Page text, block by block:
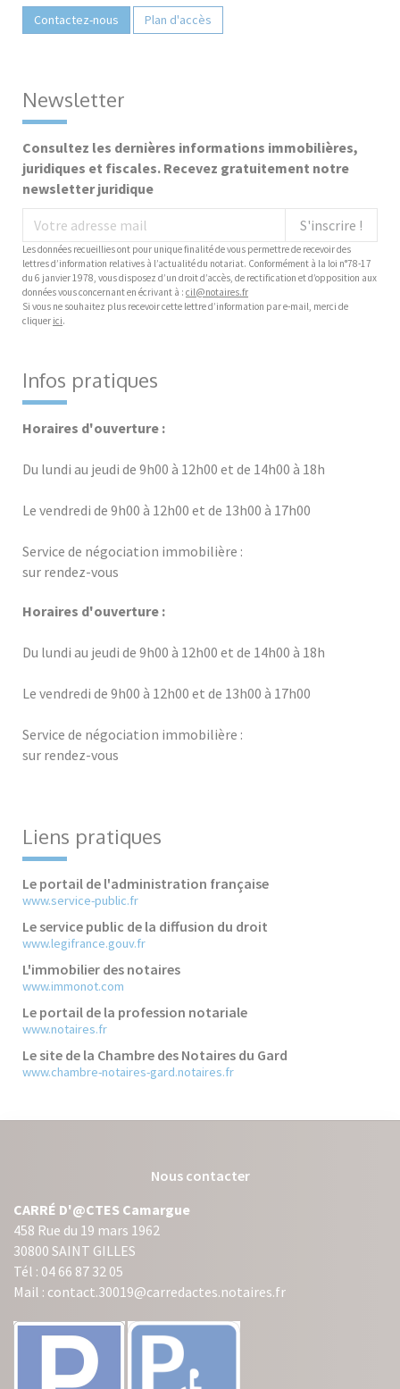
Contactez-nous Plan d'accès
Newsletter
Consultez les dernières informations immobilières,
juridiques et fiscales. Recevez gratuitement notre
newsletter juridique
S'inscrire !
Les données recueillies ont pour unique finalité de vous permettre de recevoir des
lettres d’information relatives à l’actualité du notariat. Conformément à la loi n°78-17
du 6 janvier 1978, vous disposez d’un droit d’accès, de rectification et d’opposition aux
données vous concernant en écrivant à : cil@notaires.fr
Si vous ne souhaitez plus recevoir cette lettre d’information par e-mail, merci de
cliquer ici.
Infos pratiques
Horaires d'ouverture :
Du lundi au jeudi de 9h00 à 12h00 et de 14h00 à 18h
Le vendredi de 9h00 à 12h00 et de 13h00 à 17h00
Service de négociation immobilière :
sur rendez-vous
Horaires d'ouverture :
Du lundi au jeudi de 9h00 à 12h00 et de 14h00 à 18h
Le vendredi de 9h00 à 12h00 et de 13h00 à 17h00
Service de négociation immobilière :
sur rendez-vous
Liens pratiques
Le portail de l'administration française
www.service-public.fr
Le service public de la diffusion du droit
www.legifrance.gouv.fr
L'immobilier des notaires
www.immonot.com
Le portail de la profession notariale
www.notaires.fr
Le site de la Chambre des Notaires du Gard
www.chambre-notaires-gard.notaires.fr
Nous contacter
CARRÉ D'@CTES Camargue
458 Rue du 19 mars 1962
30800 SAINT GILLES
Tél : 04 66 87 32 05
Mail : contact.30019@carredactes.notaires.fr